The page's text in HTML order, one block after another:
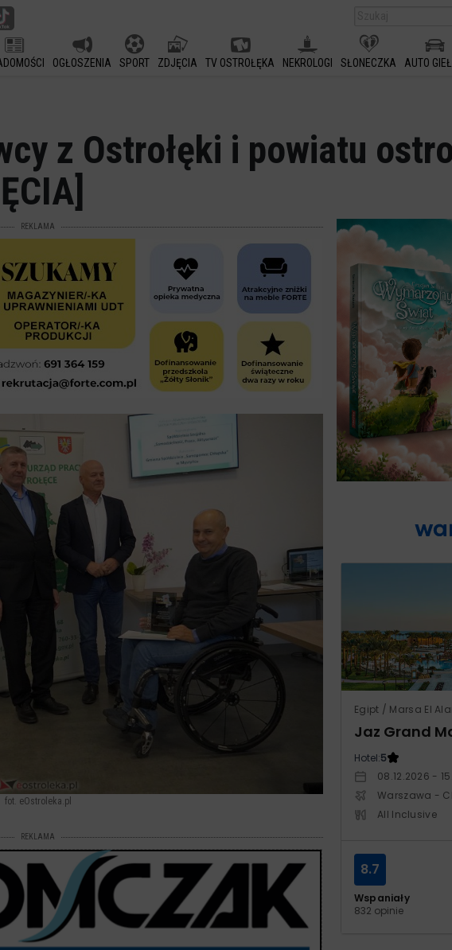
OGŁOSZENIA SPORT ZDJĘCIA TV OSTROŁĘKA NEKROLOGI SŁONECZKA AUTO
z Ostrołęki i powiatu
REKLAMA
fot. eOstroleka.pl
REKLAMA
Egipt / Marsa El
Hotel:5
08.12.2026 -
Warszawa -
All Inclusive
Wspaniały
832 opinie
8.7